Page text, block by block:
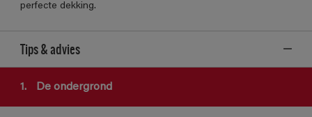
perfecte dekking.
Tips & advies
1. De ondergrond